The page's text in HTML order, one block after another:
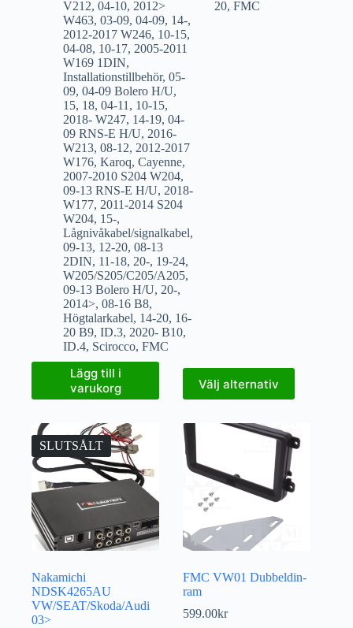
V212, 04-10, 2012>
W463, 03-09, 04-09, 14-,
2012-2017 W246, 10-15,
04-08, 10-17, 2005-2011
W169 1DIN,
Installationstillbehör, 05-
09, 04-09 Bolero H/U,
15, 18, 04-11 , 10-15,
2018- W247, 14-19, 04-
09 RNS-E H/U, 2016-
W213, 08-12, 2012-2017
W176, Karoq, Cayenne,
2007-2010 S204 W204,
09-13 RNS-E H/U, 2018-
W177, 2011-2014 S204
W204, 15-,
Lågnivåkabel/signalkabel,
09-13, 12-20, 08-13
2DIN, 11-18, 20-, 19-24,
W205/S205/C205/A205,
09-13 Bolero H/U, 20-,
2014>, 08-16 B8,
Högtalarkabel, 14-20, 16-
20 B9, ID.3, 2020- B10,
ID.4, Scirocco, FMC
Lägg till i
varukorg
20,FMC
Välj alternativ
SLUTSÅLT
Nakamichi
NDSK4265AU
VW/SEAT/Skoda/Audi
03>
FMC VW01 Dubbeldin-
ram
599.00kr